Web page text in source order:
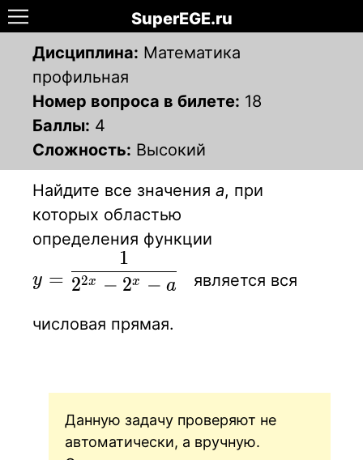
SuperEGE.ru
Дисциплина: Математика
профильная
Номер вопроса в билете: 18
Баллы: 4
Сложность: Высокий
Найдите все значения а, при
которых областью
определения функции
y=\displaystyle
{1 \over 2^{ 2x
y = 22x − 2x − a
1
является вся
числовая прямая.
Данную задачу проверяют не
автоматически, а вручную.